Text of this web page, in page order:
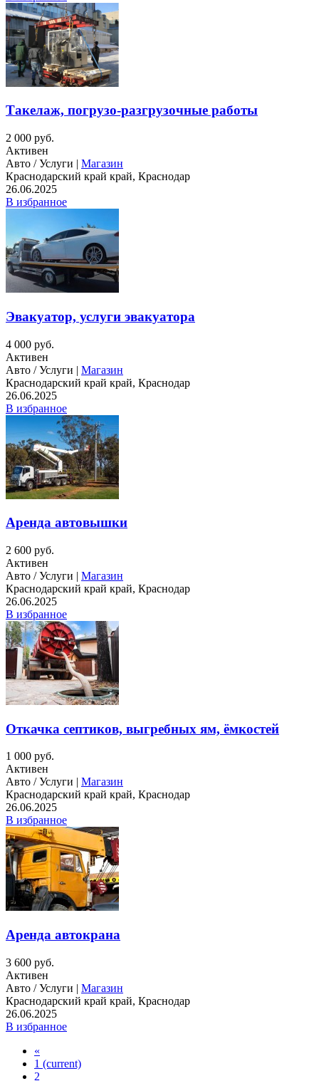
Такелаж, погрузо-разгрузочные работы
2 000 руб.
Активен
Авто / Услуги | Магазин
Краснодарский край край, Краснодар
26.06.2025
В избранное
Эвакуатор, услуги эвакуатора
4 000 руб.
Активен
Авто / Услуги | Магазин
Краснодарский край край, Краснодар
26.06.2025
В избранное
Аренда автовышки
2 600 руб.
Активен
Авто / Услуги | Магазин
Краснодарский край край, Краснодар
26.06.2025
В избранное
Откачка септиков, выгребных ям, ёмкостей
1 000 руб.
Активен
Авто / Услуги | Магазин
Краснодарский край край, Краснодар
26.06.2025
В избранное
Аренда автокрана
3 600 руб.
Активен
Авто / Услуги | Магазин
Краснодарский край край, Краснодар
26.06.2025
В избранное
«
1 (current)
2